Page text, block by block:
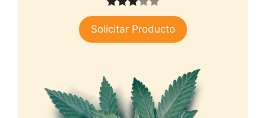
3.00
de 5
Solicitar Producto